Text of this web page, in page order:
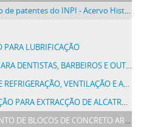
do INPI - Acervo Histórico de patentes do INPI
PARA LUBRIFICAÇÃO
BARBEIROS E OUTROS FINS ANALOGOS
DE COMPARTIMENTOS, EM QUALQUER ESPECIE DE CONSTRUCÇÕES
(PIXE) E OUTROS SUB PRODUCTOS DO CARVÃO E SEMELHANTES
ARMADO PARA DIQUES, ATERROS, REPRESAS E SEMELHANTES